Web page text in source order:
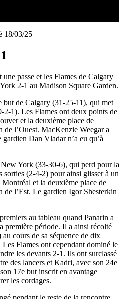
Video
18/03/25
passe et les Flames de Calgary
2-1 au Madison Square Garden.
but de Calgary (31-25-11), qui met
2-1). Les Flames ont deux points de
et la deuxième place de
de l’Ouest. MacKenzie Weegar a
gardien Dan Vladar n’a eu qu’à
York (33-30-6), qui perd pour la
sorties (2-4-2) pour ainsi glisser à un
et la deuxième place de
de l’Est. Le gardien Igor Shesterkin
au tableau quand Panarin a
première période. Il a ainsi récolté
cours de sa séquence de dix
Flames ont cependant dominé le
les devants 2-1. Ils ont surclassé
des lancers et Kadri, avec son 24e
17e but inscrit en avantage
les cordages.